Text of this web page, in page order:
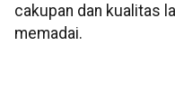
cakupan dan kualitas
memadai.